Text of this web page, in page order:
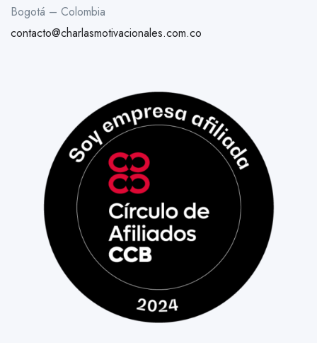
Bogotá – Colombia
contacto@charlasmotivacionales.com.co